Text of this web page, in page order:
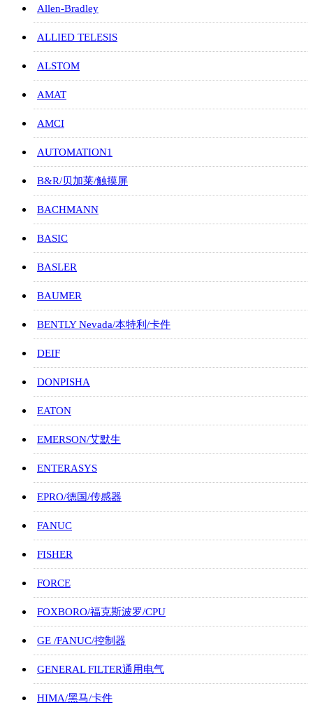
Allen-Bradley
ALLIED TELESIS
ALSTOM
AMAT
AMCI
AUTOMATION1
B&R/贝加莱/触摸屏
BACHMANN
BASIC
BASLER
BAUMER
BENTLY Nevada/本特利/卡件
DEIF
DONPISHA
EATON
EMERSON/艾默生
ENTERASYS
EPRO/德国/传感器
FANUC
FISHER
FORCE
FOXBORO/福克斯波罗/CPU
GE /FANUC/控制器
GENERAL FILTER通用电气
HIMA/黑马/卡件